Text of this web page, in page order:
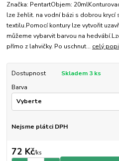
Značka: PentartObjem:
lze žehlit. na vodní bázi s dobrou
textilu.Pomocí kontury lze vytvořit
můžeme vybarvit barvou na
přímo z lahvičky. Po uschnut... celý
Dostupnost
Skladem 3 ks
Barva
Nejsme plátci DPH
72 Kč/ks